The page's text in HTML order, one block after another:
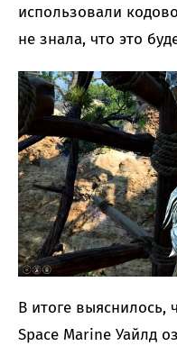
использовали
не знала, что это
В итоге выяснилось,
Space Marine Уайлд